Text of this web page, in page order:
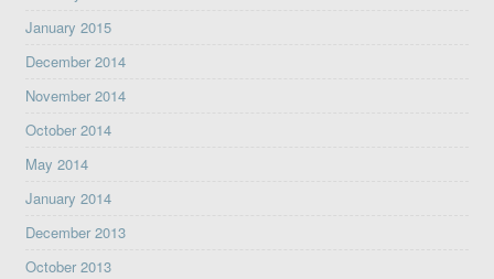
January 2015
December 2014
November 2014
October 2014
May 2014
January 2014
December 2013
October 2013